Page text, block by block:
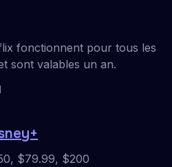
fonctionnent pour tous les
sont valables un an.
$79.99, $200